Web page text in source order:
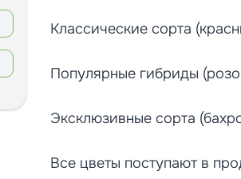
организациями по
Классические сорта
Популярные гибриды
Эксклюзивные сорта
Все цветы поступают в